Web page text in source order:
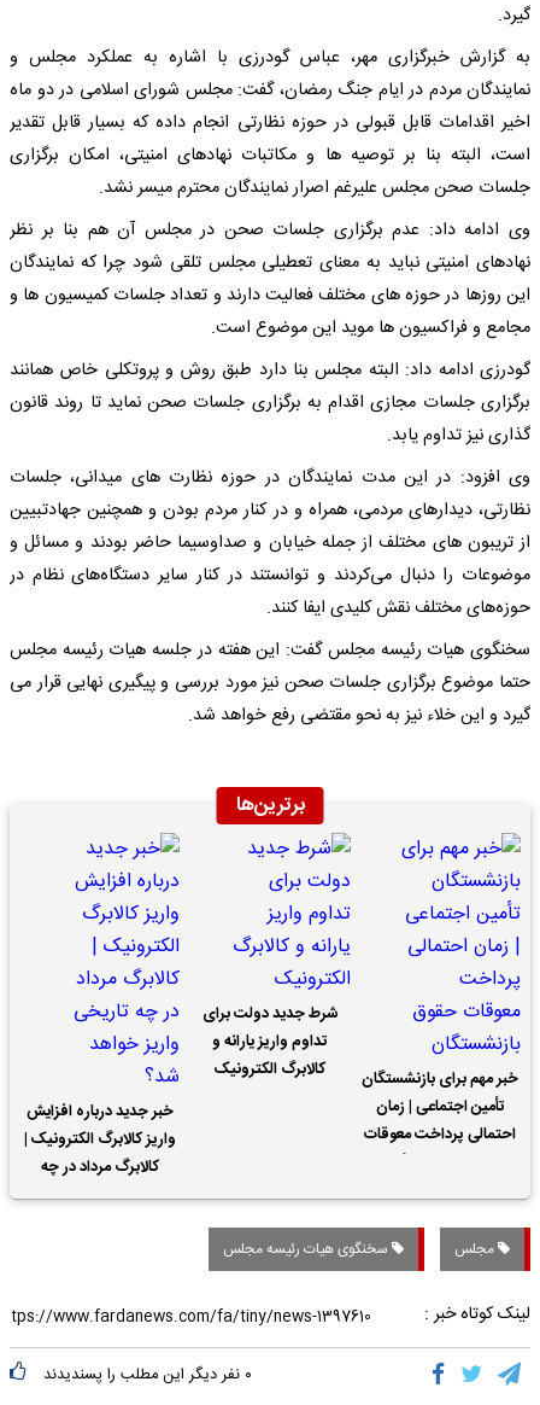
گیرد.
به گزارش خبرگزاری مهر، عباس گودرزی با اشاره به عملکرد مجلس و
نمایندگان مردم در ایام جنگ رمضان، گفت: مجلس شورای اسلامی در دو ماه
اخیر اقدامات قابل قبولی در حوزه نظارتی انجام داده که بسیار قابل تقدیر
است، البته بنا بر توصیه ها و مکاتبات نهادهای امنیتی، امکان برگزاری
جلسات صحن مجلس علیرغم اصرار نمایندگان محترم میسر نشد.
وی ادامه داد: عدم برگزاری جلسات صحن در مجلس آن هم بنا بر نظر
نهادهای امنیتی نباید به معنای تعطیلی مجلس تلقی شود چرا که نمایندگان
این روزها در حوزه های مختلف فعالیت دارند و تعداد جلسات کمیسیون ها و
مجامع و فراکسیون ها موید این موضوع است.
گودرزی ادامه داد: البته مجلس بنا دارد طبق روش و پروتکلی خاص همانند
برگزاری جلسات مجازی اقدام به برگزاری جلسات صحن نماید تا روند قانون
گذاری نیز تداوم یابد.
وی افزود: در این مدت نمایندگان در حوزه نظارت های میدانی، جلسات
نظارتی، دیدارهای مردمی، همراه و در کنار مردم بودن و همچنین جهادتبیین
از تریبون های مختلف از جمله خیابان و صداوسیما حاضر بودند و مسائل و
موضوعات را دنبال می‌کردند و توانستند در کنار سایر دستگاه‌های نظام در
حوزه‌های مختلف نقش کلیدی ایفا کنند.
سخنگوی هیات رئیسه مجلس گفت: این هفته در جلسه هیات رئیسه مجلس
حتما موضوع برگزاری جلسات صحن نیز مورد بررسی و پیگیری نهایی قرار می
گیرد و این خلاء نیز به نحو مقتضی رفع خواهد شد.
برترین‌ها
خبر مهم برای بازنشستگان
تأمین اجتماعی | زمان
احتمالی پرداخت معوقات
شرط جدید دولت برای
تداوم واریز یارانه و
کالابرگ الکترونیک
خبر جدید درباره افزایش
واریز کالابرگ الکترونیک |
کالابرگ مرداد در چه
تاریخی واریز خواهد شد؟
مجلس سخنگوی هیات رئیسه مجلس
لینک کوتاه خبر :
۰ نفر دیگر این مطلب را پسندیدند